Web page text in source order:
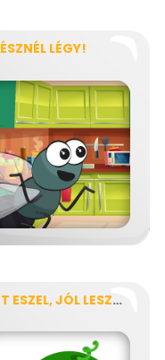
ÉSZNÉL LÉGY!
HA JÓT ESZEL, JÓL LESZEL!